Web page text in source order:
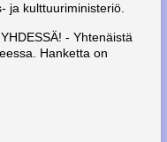
ja kulttuuriministeriö.
- Yhtenäistä
Hanketta on